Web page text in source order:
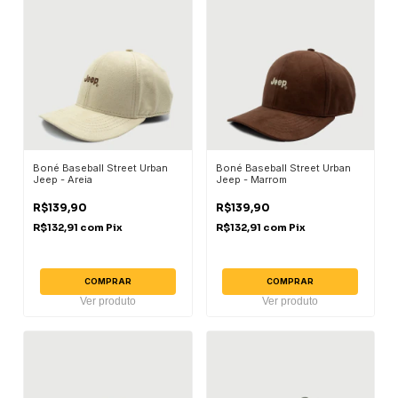
Boné Baseball Street Urban
Jeep - Areia
R$139,90
R$132,91 com Pix
COMPRAR
Ver produto
Boné Baseball Street Urban
Jeep - Marrom
R$139,90
R$132,91 com Pix
COMPRAR
Ver produto